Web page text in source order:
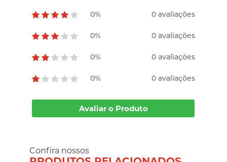
0% 0 avaliações
0% 0 avaliações
0% 0 avaliações
0% 0 avaliações
Avaliar o Produto
Confira nossos